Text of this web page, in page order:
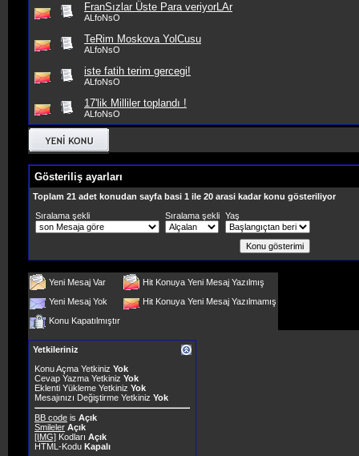
FranSızlar Üste Para veriyorLAr
ALfoNsO
TeRim Moskova YolCusu
ALfoNsO
iste fatih terim gercegi!
ALfoNsO
17'lik Milliler toplandı !
ALfoNsO
Gösteriliş ayarları
Toplam 21 adet konudan sayfa basi 1 ile 20 arasi kadar konu gösteriliyor
Sıralama şekli
Sıralama şekli Yaş
Yeni Mesaj Var
Hit Konuya Yeni Mesaj Yazılmış
Yeni Mesaj Yok
Hit Konuya Yeni Mesaj Yazılmamış
Konu Kapatılmıştır
Yetkileriniz
Konu Açma Yetkiniz Yok
Cevap Yazma Yetkiniz Yok
Eklenti Yükleme Yetkiniz Yok
Mesajınızı Değiştirme Yetkiniz Yok
BB code is Açık
Smileler Açık
[IMG] Kodları Açık
HTML-Kodu Kapalı